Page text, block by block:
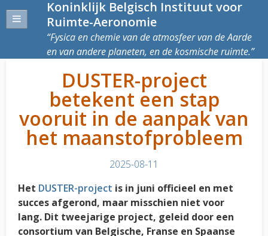
Koninklijk Belgisch Instituut voor
Ruimte-Aeronomie
Fysica en chemie van de atmosfeer van de Aarde
en van andere planeten, en de kosmische ruimte.
DUSTER-project
betekent een stap
vooruit in de aanpak van
het maanstofprobleem
2025-08-11
Het DUSTER-project is in juni officieel en met
succes afgerond, maar misschien niet voor
lang. Dit tweejarige project, geleid door een
consortium van Belgische, Franse en Spaanse